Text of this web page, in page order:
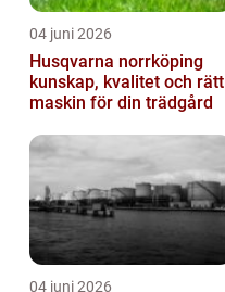
04 juni 2026
Husqvarna norrköping
kunskap, kvalitet och rätt
maskin för din trädgård
04 juni 2026